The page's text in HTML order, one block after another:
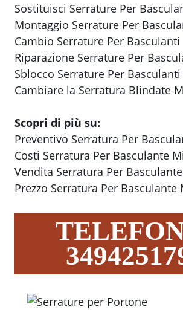
Sostituisci Serrature Per
Montaggio Serrature Per
Cambio Serrature Per
Riparazione Serrature Per
Sblocco Serrature Per
Cambiare la Serratura Blindate
Scopri di più su:
Preventivo Serratura Per
Costi Serratura Per Basculante
Vendita Serratura Per
Prezzo Serratura Per Basculante